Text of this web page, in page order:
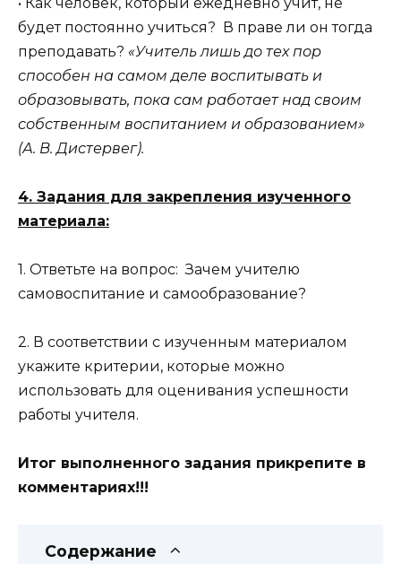
будет постоянно учиться? В праве ли он тогда
преподавать? «Учитель лишь до тех пор
способен на самом деле воспитывать и
образовывать, пока сам работает над своим
собственным воспитанием и образованием»
(А. В. Дистервег).
4. Задания для закрепления изученного
материала:
1. Ответьте на вопрос: Зачем учителю
самовоспитание и самообразование?
2. В соответствии с изученным материалом
укажите критерии, которые можно
использовать для оценивания успешности
работы учителя.
Итог выполненного задания прикрепите в
комментариях!!!
Содержание